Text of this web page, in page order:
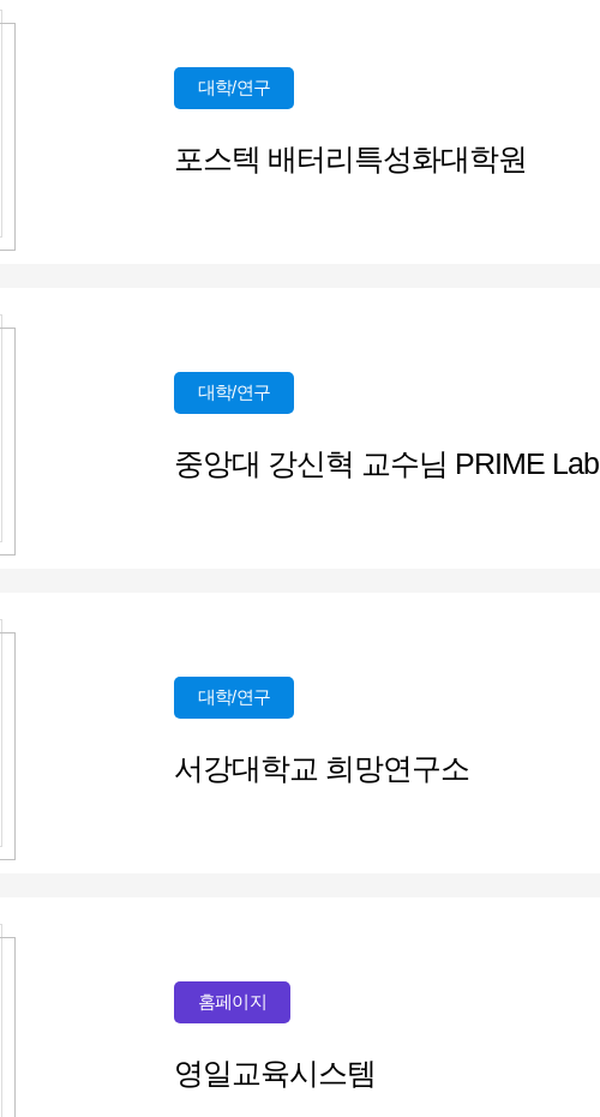
대학/연구
포스텍 배터리특성화대학원
대학/연구
중앙대 강신혁 교수님 PRIME Lab
대학/연구
서강대학교 희망연구소
홈페이지
영일교육시스템